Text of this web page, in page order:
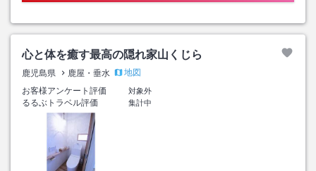
心と体を癒す最高の隠れ家山くじら
鹿児島県 鹿屋・垂水
地図
お客様アンケート評価
対象外
るるぶトラベル評価 集計中